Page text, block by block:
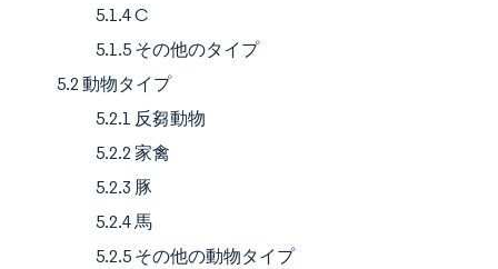
5.1.4 C
5.1.5 その他のタイプ
5.2 動物タイプ
5.2.1 反芻動物
5.2.2 家禽
5.2.3 豚
5.2.4 馬
5.2.5 その他の動物タイプ